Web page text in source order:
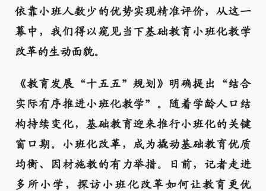
依靠小班人数少的优势实现精准评价，从这一
幕中，我们得以窥见当下基础教育小班化教学
改革的生动面貌。
《教育发展“十五五”规划》明确提出“结合
实际有序推进小班化教学”。随着学龄人口结
构持续变化，基础教育迎来推行小班化的关键
窗口期。小班化改革，成为撬动基础教育优质
均衡、因材施教的有力举措。日前，记者走进
多所小学，探访小班化改革如何让教育更优